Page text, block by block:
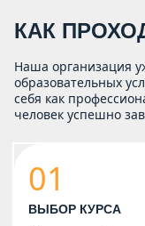
КАК
Наша организация
образовательных
себя как
человек успешно
01
ВЫБОР КУРСА